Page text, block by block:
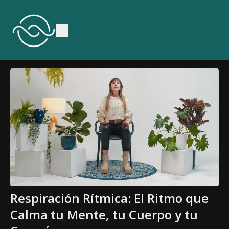
Respiración Rítmica: El Ritmo que
Calma tu Mente, tu Cuerpo y tu